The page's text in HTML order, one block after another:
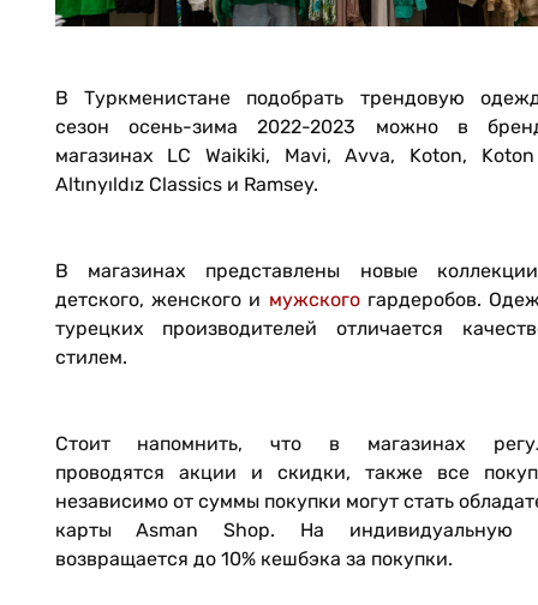
В Туркменистане подобрать трендовую
сезон осень-зима 2022-2023 можно в
магазинах LC Waikiki, Mavi, Avva, Koton,
Altınyıldız Classics и Ramsey.
В магазинах представлены новые
детского, женского и мужскогогардеробов.
турецких производителей отличается
стилем.
Стоит напомнить, что в магазинах
проводятся акции и скидки, также все
независимо от суммы покупки могут стать
карты Asman Shop. На индивидуальную
возвращается до 10% кешбэка за покупки.